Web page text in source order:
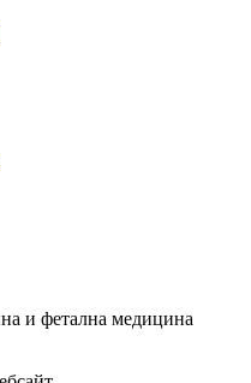
и фетална медицина